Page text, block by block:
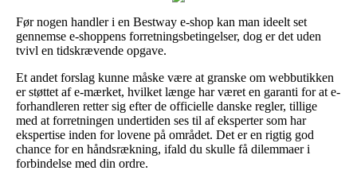
Før nogen handler i en Bestway e-shop kan man ideelt set
gennemse e-shoppens forretningsbetingelser, dog er det uden
tvivl en tidskrævende opgave.
Et andet forslag kunne måske være at granske om webbutikken
er støttet af e-mærket, hvilket længe har været en garanti for at e-
forhandleren retter sig efter de officielle danske regler, tillige
med at forretningen undertiden ses til af eksperter som har
ekspertise inden for lovene på området. Det er en rigtig god
chance for en håndsrækning, ifald du skulle få dilemmaer i
forbindelse med din ordre.